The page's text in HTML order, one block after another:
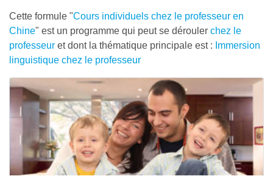
Cette formule "Cours individuels chez le professeur en
Chine" est un programme qui peut se dérouler chez le
professeur et dont la thématique principale est : Immersion
linguistique chez le professeur